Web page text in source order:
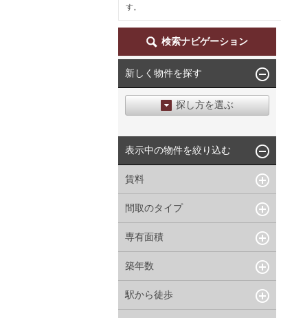
す。
検索ナビゲーション
新しく物件を探す
探し方を選ぶ
区から探す
地図から探す
沿線から探す
表示中の物件を絞り込む
賃料
下限なし
礼金なし
敷金なし
礼金１ヶ月以下
フリーレント付き
間取のタイプ
1R〜1K
1DK〜1LDK
4LDK〜
専有面積
指定なし
築年数
指定なし
駅から徒歩